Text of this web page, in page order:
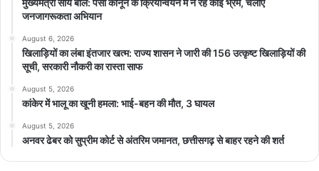
जनजागरूकता अभियान
August 6, 2026
खिलाड़ियों का लंबा इंतजार खत्म: राज्य शासन ने जारी की 156 उत्कृष्ट खिलाड़ियों की
सूची, सरकारी नौकरी का रास्ता साफ
August 5, 2026
कांकेर में भालू का खूनी हमला: भाई-बहन की मौत, 3 घायल
August 5, 2026
अनवर ढेबर को सुप्रीम कोर्ट से अंतरिम जमानत, छत्तीसगढ़ से बाहर रहने की शर्त